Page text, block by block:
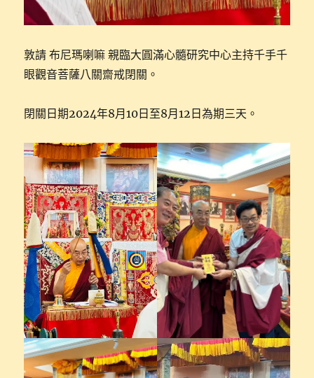
敦請 布尼瑪喇嘛 親臨大圓滿心髓研究中心主持千手千
眼觀音菩薩八關齋戒閉關。
閉關日期2024年8月10日至8月12日為期三天。